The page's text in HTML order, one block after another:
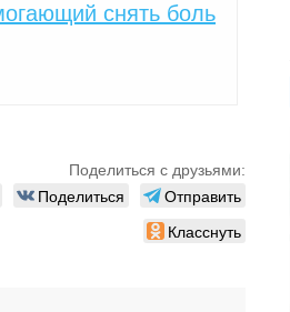
снять боль
Поделиться с друзьями:
Поделиться
Отправить
Класснуть